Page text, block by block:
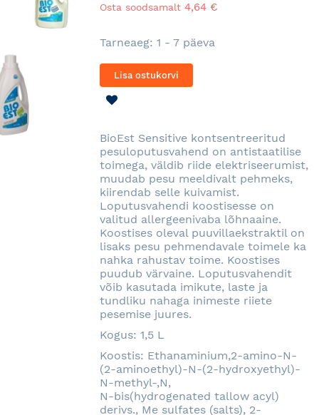
Osta soodsamalt 4,64 €
Tarneaeg: 1 - 7 päeva
Lisa ostukorvi
BioEst Sensitive kontsentreeritud
pesuloputusvahend on antistaatilise
toimega, väldib riide elektriseerumist,
muudab pesu meeldivalt pehmeks,
kiirendab selle kuivamist.
Loputusvahendi koostisesse on
valitud allergeenivaba lõhnaaine.
Koostises oleval puuvillaekstraktil on
lisaks pesu pehmendavale toimele ka
nahka rahustav toime. Koostises
puudub värvaine. Loputusvahendit
võib kasutada imikute, laste ja
tundliku nahaga inimeste riiete
pesemise juures.
Kogus: 1,5 L
Koostis: Ethanaminium,2-amino-N-
(2-aminoethyl)-N-(2-hydroxyethyl)-
N-methyl-,N,
N-bis(hydrogenated tallow acyl)
derivs., Me sulfates (salts), 2-